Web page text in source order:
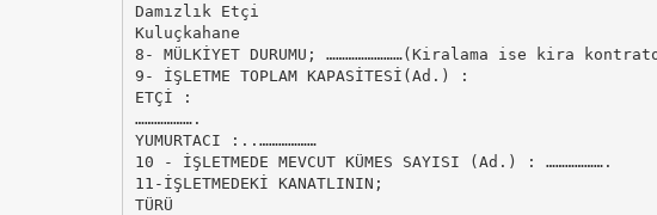
Damızlık Etçi
Kuluçkahane
8- MÜLKİYET DURUMU; ……………………(Kiralama ise kira
9- İŞLETME TOPLAM KAPASİTESİ(Ad.) :
ETÇİ :
……………….
YUMURTACI :..………………
10 - İŞLETMEDE MEVCUT KÜMES SAYISI (Ad.) : ……………….
11-İŞLETMEDEKİ KANATLININ;
TÜRÜ